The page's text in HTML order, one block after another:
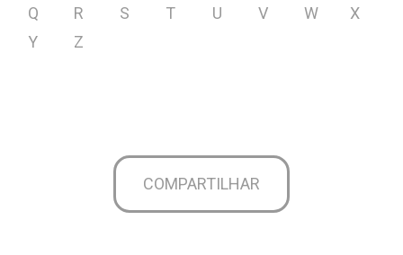
Q
R S T U V W
X
Y
Z
COMPARTILHAR